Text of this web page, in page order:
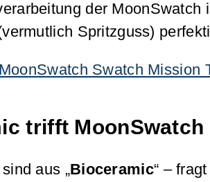
der
Spritzguss)
trifft MoonSwatch
aus „Bioceramic“ –